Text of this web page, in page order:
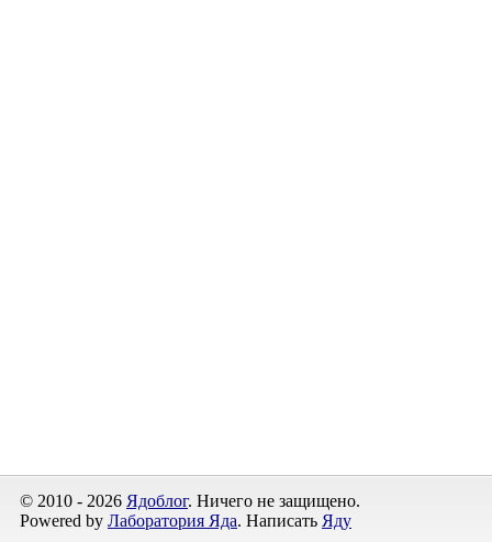
© 2010 - 2026 Ядоблог. Ничего не защищено.
Powered by Лаборатория Яда. Написать Яду